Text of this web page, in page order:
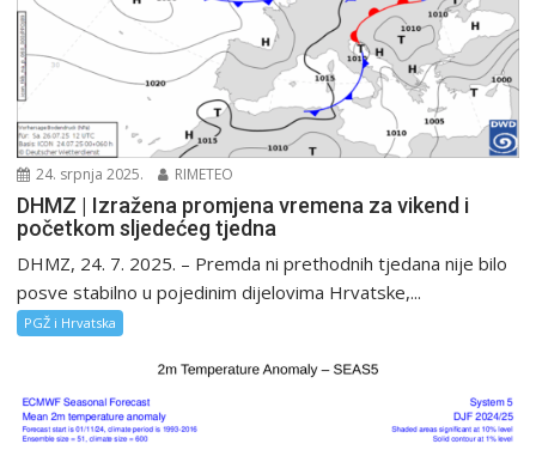
24. srpnja 2025. RIMETEO
DHMZ | Izražena promjena vremena za vikend i
početkom sljedećeg tjedna
DHMZ, 24. 7. 2025. – Premda ni prethodnih tjedana nije bilo
posve stabilno u pojedinim dijelovima Hrvatske,...
PGŽ i Hrvatska